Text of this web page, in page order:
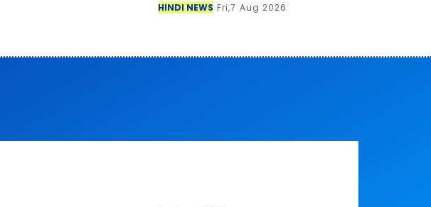
HINDI NEWS Fri,7 Aug 2026